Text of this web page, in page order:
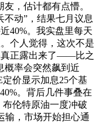
，估计都有点懵。
动”，结果七月议息
40%。我实盘里每天
个人觉得，这次不是
真正露出来了——比之
概率会突然飙到近
价显示加息25个基
。背后几件事叠在
伦特原油一度冲破
输，市场开始担心通